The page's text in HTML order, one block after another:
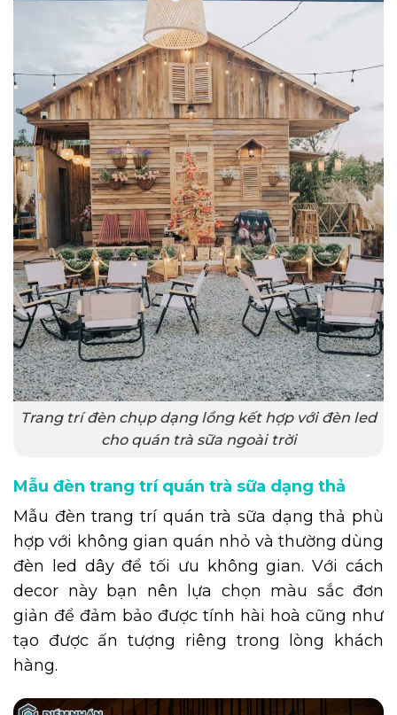
Trang trí đèn chụp dạng lồng kết hợp với đèn led
cho quán trà sữa ngoài trời
Mẫu đèn trang trí quán trà sữa dạng thả
Mẫu đèn trang trí quán trà sữa dạng thả phù
hợp với không gian quán nhỏ và thường dùng
đèn led dây để tối ưu không gian. Với cách
decor này bạn nên lựa chọn màu sắc đơn
giản để đảm bảo được tính hài hoà cũng như
tạo được ấn tượng riêng trong lòng khách
hàng.